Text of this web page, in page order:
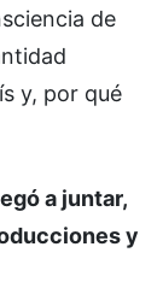
de
y, por qué
a juntar,
y